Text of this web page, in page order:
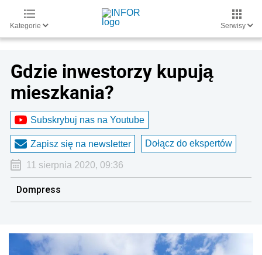
Kategorie Serwisy
Gdzie inwestorzy kupują
mieszkania?
Subskrybuj nas na Youtube
Zapisz się na newsletter Dołącz do ekspertów
11 sierpnia 2020, 09:36
Dompress